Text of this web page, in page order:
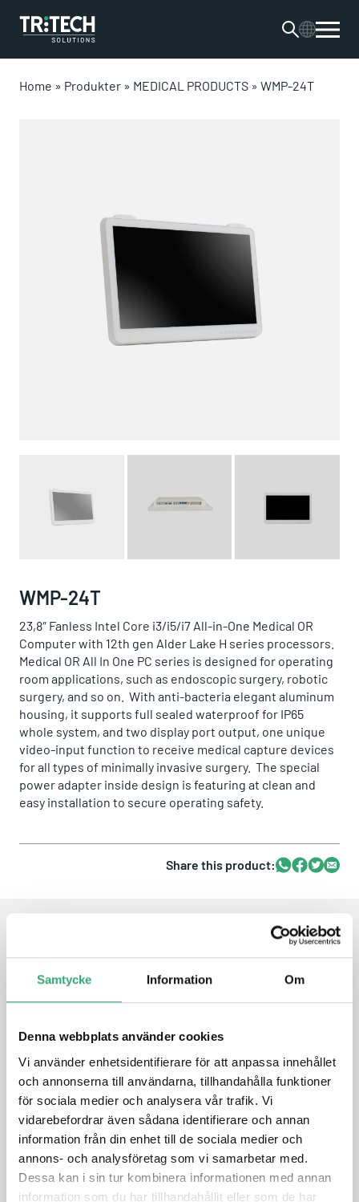
Samtycke Information Om
Denna webbplats använder cookies
Vi använder enhetsidentifierare för att anpassa innehållet
och annonserna till användarna, tillhandahålla funktioner
för sociala medier och analysera vår trafik. Vi
vidarebefordrar även sådana identifierare och annan
information från din enhet till de sociala medier och
annons- och analysföretag som vi samarbetar med.
Dessa kan i sin tur kombinera informationen med annan
information som du har tillhandahållit eller som de har
Home » Produkter » MEDICAL PRODUCTS » WMP-24T
WMP-24T
23,8″ Fanless Intel Core i3/i5/i7 All-in-One Medical OR
Computer with 12th gen Alder Lake H series processors.
Medical OR All In One PC series is designed for operating
room applications, such as endoscopic surgery, robotic
surgery, and so on. With anti-bacteria elegant aluminum
housing, it supports full sealed waterproof for IP65
whole system, and two display port output, one unique
video-input function to receive medical capture devices
for all types of minimally invasive surgery. The special
power adapter inside design is featuring at clean and
easy installation to secure operating safety.
Share this product:Whatsapp
Facebook
Twitter
Email
FEATURES
Intel 12th generation Core i CPU (H series)
23.8″ FHD MVA Diagnostic Panel
IP65 at front, Rear IP54 protection with cable cover
attached
Optional 4K capture card
LAN/COM 4KV Isolated Module
Optional DICOM Part 14 Solution
Supports Dual Channel DDR5 SODIMM
Fast booting with M.2 M-Key 2280 PCIe x4 SSD (Support
NVMe SSD) as drive disk
Fanless solution